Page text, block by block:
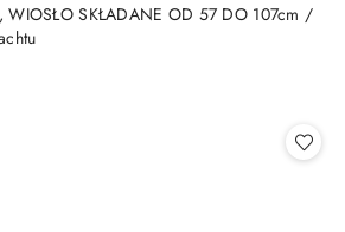
WIOSŁO SKŁADANE OD 57 DO 107cm /